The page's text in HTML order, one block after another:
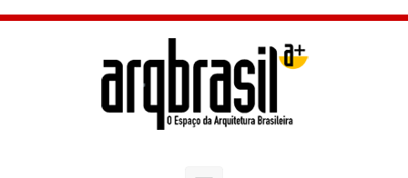
Skip to main content